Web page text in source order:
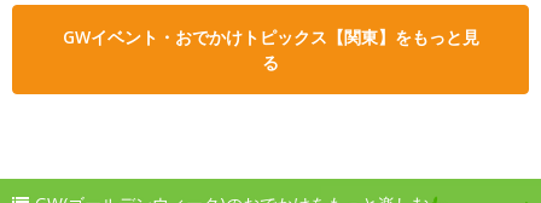
GWイベント・おでかけトピックス【関東】をもっと見
る